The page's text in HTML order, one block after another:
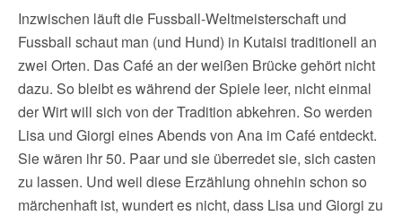
Inzwischen läuft die Fussball-Weltmeisterschaft und
Fussball schaut man (und Hund) in Kutaisi traditionell an
zwei Orten. Das Café an der weißen Brücke gehört nicht
dazu. So bleibt es während der Spiele leer, nicht einmal
der Wirt will sich von der Tradition abkehren. So werden
Lisa und Giorgi eines Abends von Ana im Café entdeckt.
Sie wären ihr 50. Paar und sie überredet sie, sich casten
zu lassen. Und weil diese Erzählung ohnehin schon so
märchenhaft ist, wundert es nicht, dass Lisa und Giorgi zu